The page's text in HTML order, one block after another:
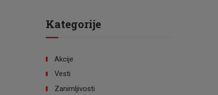
Kategorije
Akcije
Vesti
Zanimljivosti